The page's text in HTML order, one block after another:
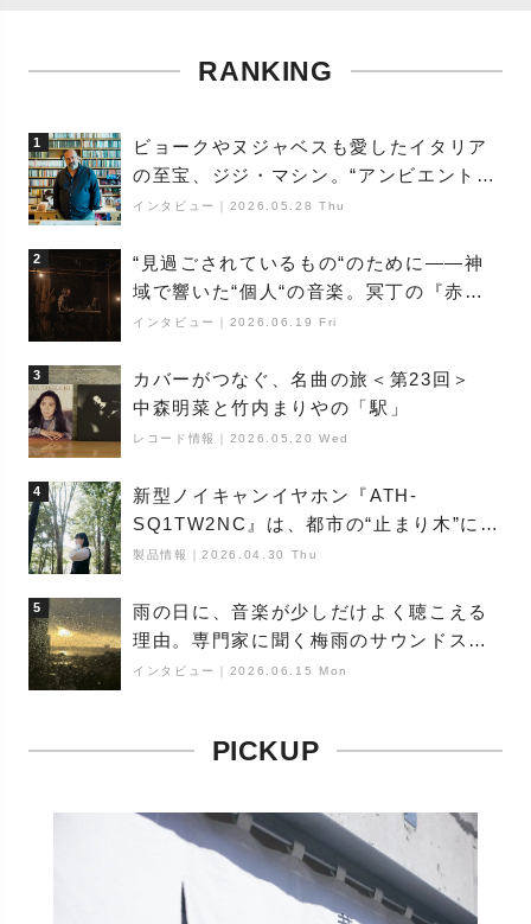
RANKING
1
ビョークやヌジャベスも愛したイタリア
の至宝、ジジ・マシン。“アンビエントの
巨匠”が明かす創作の原点と、「動き」に
インタビュー 2026.05.28 Thu
2
“見過ごされているもの“のために――神
域で響いた“個人“の音楽。冥丁の『赤城
夜神楽』をレポート
インタビュー 2026.06.19 Fri
3
カバーがつなぐ、名曲の旅＜第23回＞
中森明菜と竹内まりやの「駅」
レコード情報 2026.05.20 Wed
4
新型ノイキャンイヤホン『ATH-
SQ1TW2NC』は、都市の“止まり木”にな
り得るーシンガーソングライター浮
製品情報 ｜2026.04.30 Thu
5
雨の日に、音楽が少しだけよく聴こえる
理由。専門家に聞く梅雨のサウンドス
ケープ
インタビュー 2026.06.15 Mon
PICKUP